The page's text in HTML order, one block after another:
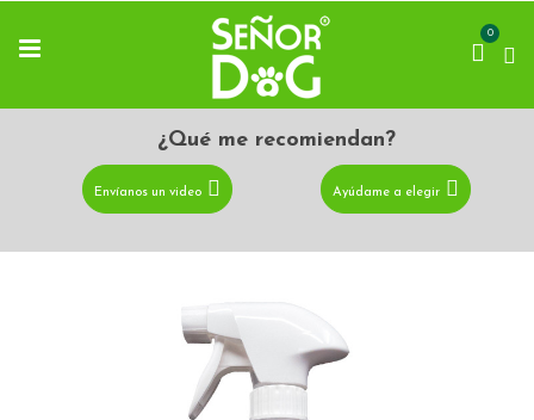
0
¿Qué me recomiendan?
Envíanos un video Ayúdame a elegir